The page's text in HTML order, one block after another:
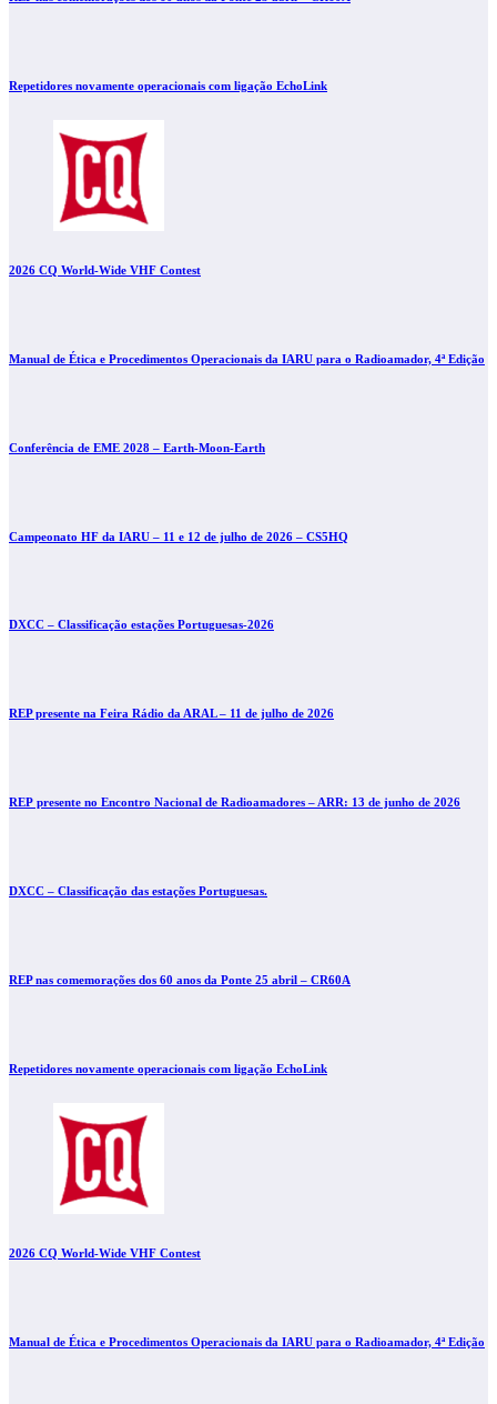
Repetidores novamente operacionais com ligação EchoLink
2026 CQ World-Wide VHF Contest
Manual de Ética e Procedimentos Operacionais da IARU para o Radioamador, 4ª Edição
Conferência de EME 2028 – Earth-Moon-Earth
Campeonato HF da IARU – 11 e 12 de julho de 2026 – CS5HQ
DXCC – Classificação estações Portuguesas-2026
REP presente na Feira Rádio da ARAL – 11 de julho de 2026
REP presente no Encontro Nacional de Radioamadores – ARR: 13 de junho de 2026
DXCC – Classificação das estações Portuguesas.
REP nas comemorações dos 60 anos da Ponte 25 abril – CR60A
Repetidores novamente operacionais com ligação EchoLink
2026 CQ World-Wide VHF Contest
Manual de Ética e Procedimentos Operacionais da IARU para o Radioamador, 4ª Edição